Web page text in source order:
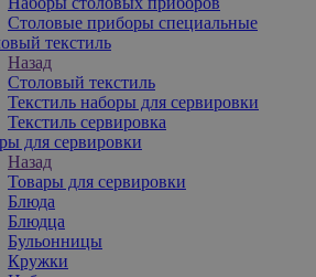
Столовые приборы специальные
текстиль
Назад
Столовый текстиль
Текстиль наборы для сервировки
Текстиль сервировка
для сервировки
Назад
Товары для сервировки
Блюда
Блюдца
Бульонницы
Кружки